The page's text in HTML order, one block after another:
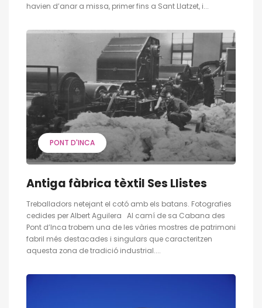
havien d’anar a missa, primer fins a Sant Llatzet, i...
PONT D'INCA
Antiga fàbrica tèxtil Ses Llistes
Treballadors netejant el cotó amb els batans. Fotografies
cedides per Albert Aguilera Al camí de sa Cabana des
Pont d’Inca trobem una de les vàries mostres de patrimoni
fabril més destacades i singulars que caracteritzen
aquesta zona de tradició industrial....